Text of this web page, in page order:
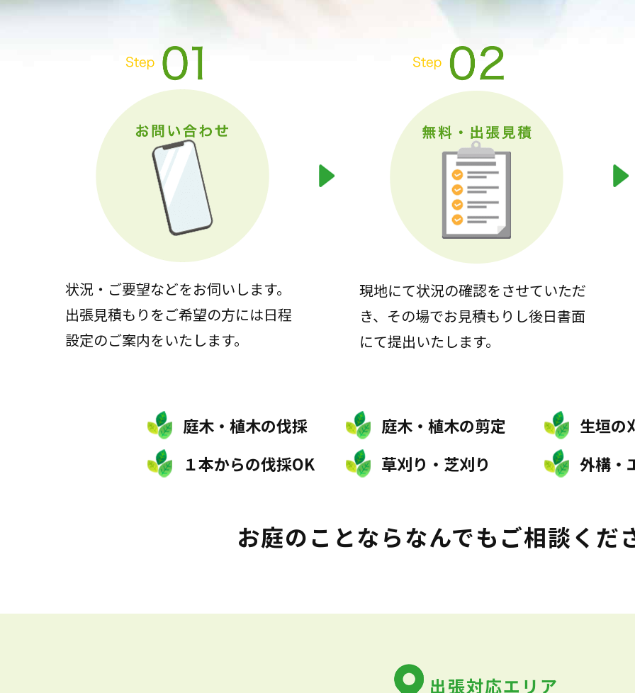
状況・ご要望などをお伺いします。
出張見積もりをご希望の方には日程
設定のご案内をいたします。
現地にて状況の確認をさせていただ
き、その場でお見積もりし後日書面
にて提出いたします。
庭木・植木の伐採 庭木・植木の剪定
生垣の
１本からの伐採OK
草刈り・芝刈り 外構・
お庭のことならなんでもご相談くだ
出張対応エリア